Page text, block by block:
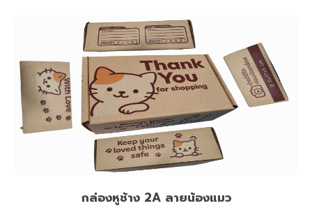
กล่องหูช้าง 2A ลายน้องแมว